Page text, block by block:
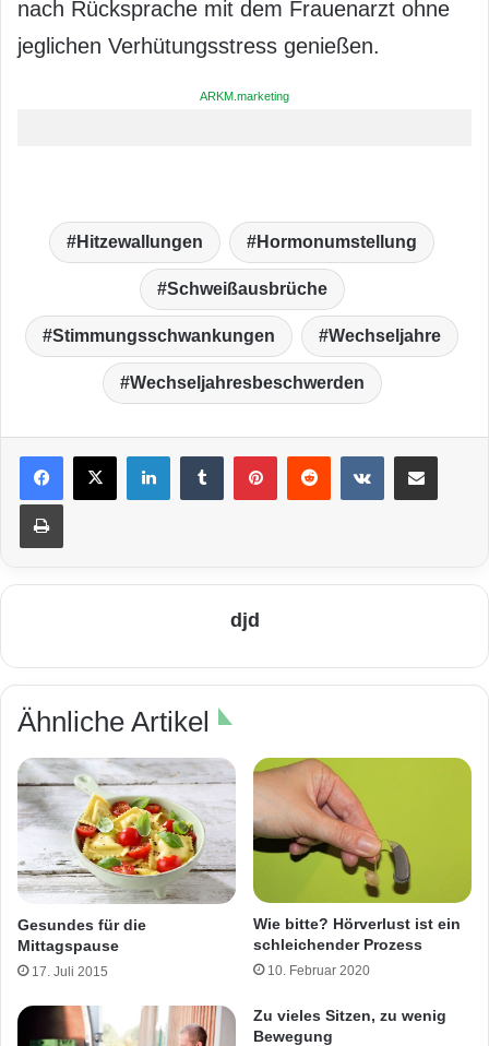
nach Rücksprache mit dem Frauenarzt ohne
jeglichen Verhütungsstress genießen.
ARKM.marketing
Hitzewallungen Hormonumstellung
Schweißausbrüche
Stimmungsschwankungen Wechseljahre
Wechseljahresbeschwerden
LinkedIn VKontakte
Drucken
djd
Ähnliche Artikel
Gesundes für die
Mittagspause
17. Juli 2015
Wie bitte? Hörverlust ist ein
schleichender Prozess
10. Februar 2020
Zu vieles Sitzen, zu wenig
Bewegung